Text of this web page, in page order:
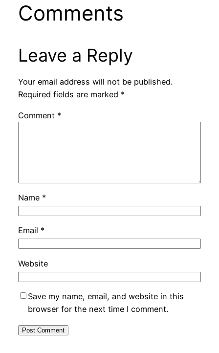
Comments
Leave a Reply
Your email address will not be published.
Required fields are marked *
Comment *
Name *
Email *
Website
Save my name, email, and website in this
browser for the next time I comment.